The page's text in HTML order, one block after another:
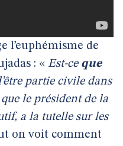
l’euphémisme de
: « Est-ce que
partie civile dans
le président de la
a la tutelle sur les
on voit comment